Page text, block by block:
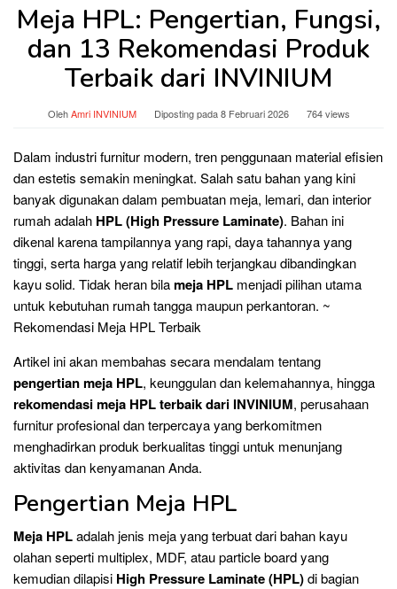
Meja HPL: Pengertian, Fungsi,
dan 13 Rekomendasi Produk
Terbaik dari INVINIUM
OlehAmri INVINIUM Diposting pada8 Februari 2026 764 views
Dalam industri furnitur modern, tren penggunaan material efisien
dan estetis semakin meningkat. Salah satu bahan yang kini
banyak digunakan dalam pembuatan meja, lemari, dan interior
rumah adalah HPL (High Pressure Laminate). Bahan ini
dikenal karena tampilannya yang rapi, daya tahannya yang
tinggi, serta harga yang relatif lebih terjangkau dibandingkan
kayu solid. Tidak heran bilameja HPL menjadi pilihan utama
untuk kebutuhan rumah tangga maupun perkantoran. ~
Rekomendasi Meja HPL Terbaik
Artikel ini akan membahas secara mendalam tentang
pengertian meja HPL, keunggulan dan kelemahannya, hingga
rekomendasi meja HPL terbaik dari INVINIUM, perusahaan
furnitur profesional dan terpercaya yang berkomitmen
menghadirkan produk berkualitas tinggi untuk menunjang
aktivitas dan kenyamanan Anda.
Pengertian Meja HPL
Meja HPLadalah jenis meja yang terbuat dari bahan kayu
olahan seperti multiplex, MDF, atau particle board yang
kemudian dilapisi High Pressure Laminate (HPL)di bagian